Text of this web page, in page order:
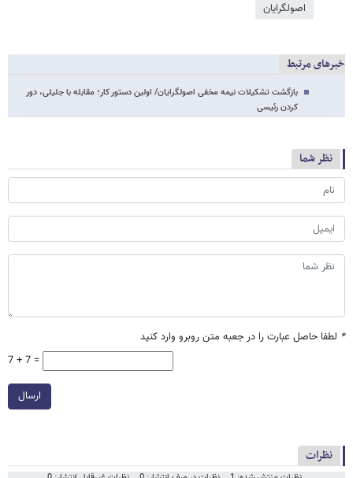
اصولگرایان
خبرهای مرتبط
بازگشت تشکیلات نیمه مخفی اصولگرایان/ اولین دستور کار؛ مقابله با جلیلی، دور
کردن رئیسی
نظر شما
* لطفا حاصل عبارت را در جعبه متن روبرو وارد کنید
7 + 7 =
ارسال
نظرات